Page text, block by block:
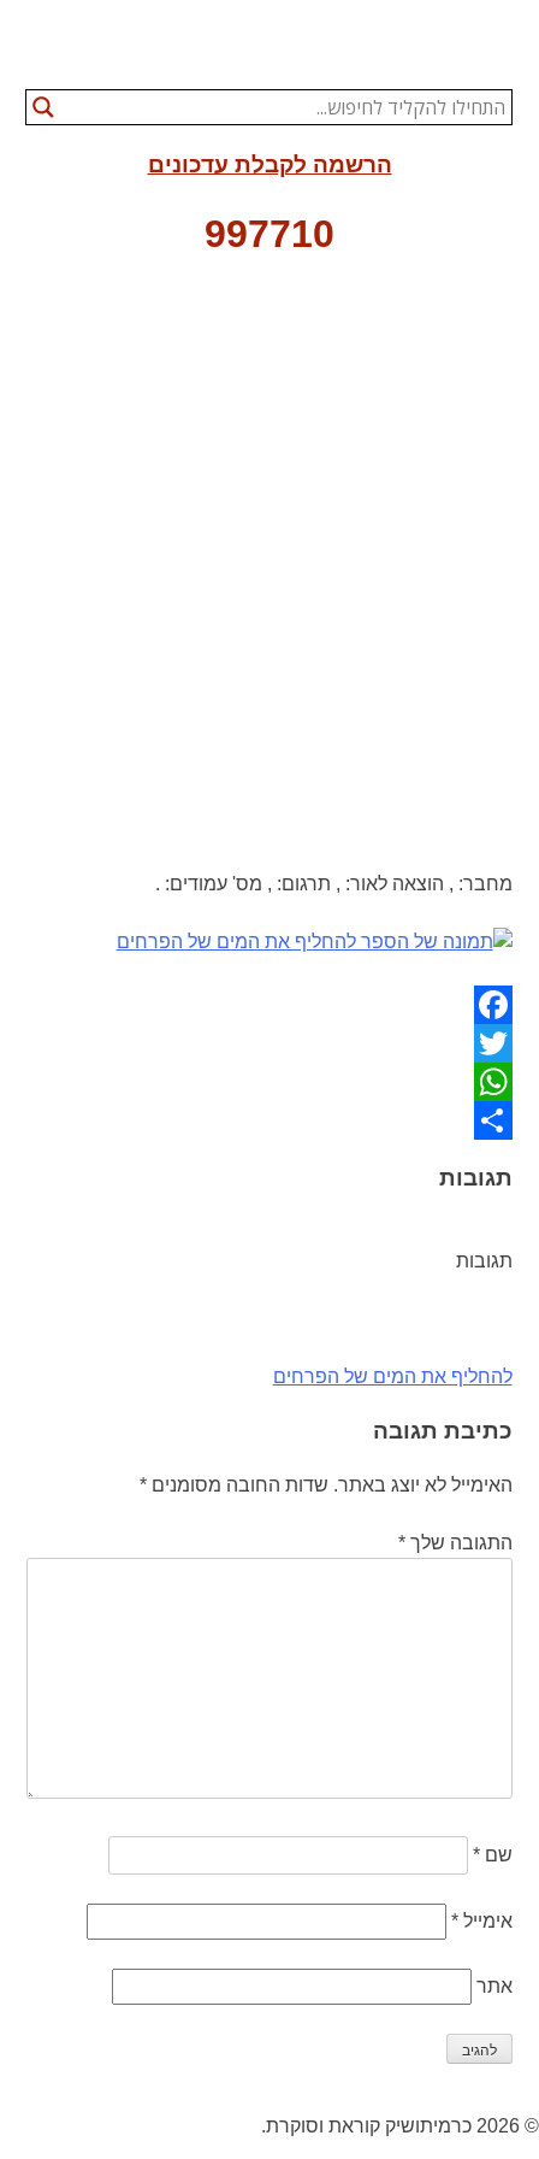
הרשמה לקבלת עדכונים
997710
מחבר: , הוצאה לאור: , תרגום: , מס' עמודים: .
Facebook
Twitter
WhatsApp
תגובות
תגובות
ניווט
להחליף את המים של הפרחים
כתיבת תגובה
האימייל לא יוצג באתר. שדות החובה מסומנים*
התגובה שלך*
שם*
אימייל*
אתר
© 2026 כרמיתושיק קוראת וסוקרת.